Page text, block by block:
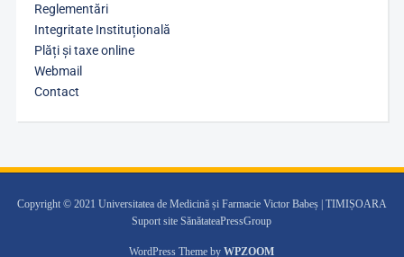
Reglementări
Integritate Instituțională
Plăți și taxe online
Webmail
Contact
Copyright © 2021 Universitatea de Medicină și Farmacie Victor Babeș | TIMIȘOARA
Suport site SănătateaPressGroup
WordPress Theme byWPZOOM